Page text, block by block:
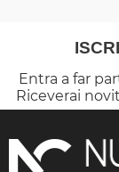
Entra a far
Riceverai